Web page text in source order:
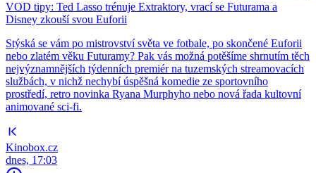
VOD tipy: Ted Lasso trénuje Extraktory, vrací se Futurama a
Disney zkouší svou Euforii
Stýská se vám po mistrovství světa ve fotbale, po skončené Euforii
nebo zlatém věku Futuramy? Pak vás možná potěšíme shrnutím těch
nejvýznamnějších týdenních premiér na tuzemských streamovacích
službách, v nichž nechybí úspěšná komedie ze sportovního
prostředí, retro novinka Ryana Murphyho nebo nová řada kultovní
animované sci-fi.
Kinobox.cz
dnes, 17:03